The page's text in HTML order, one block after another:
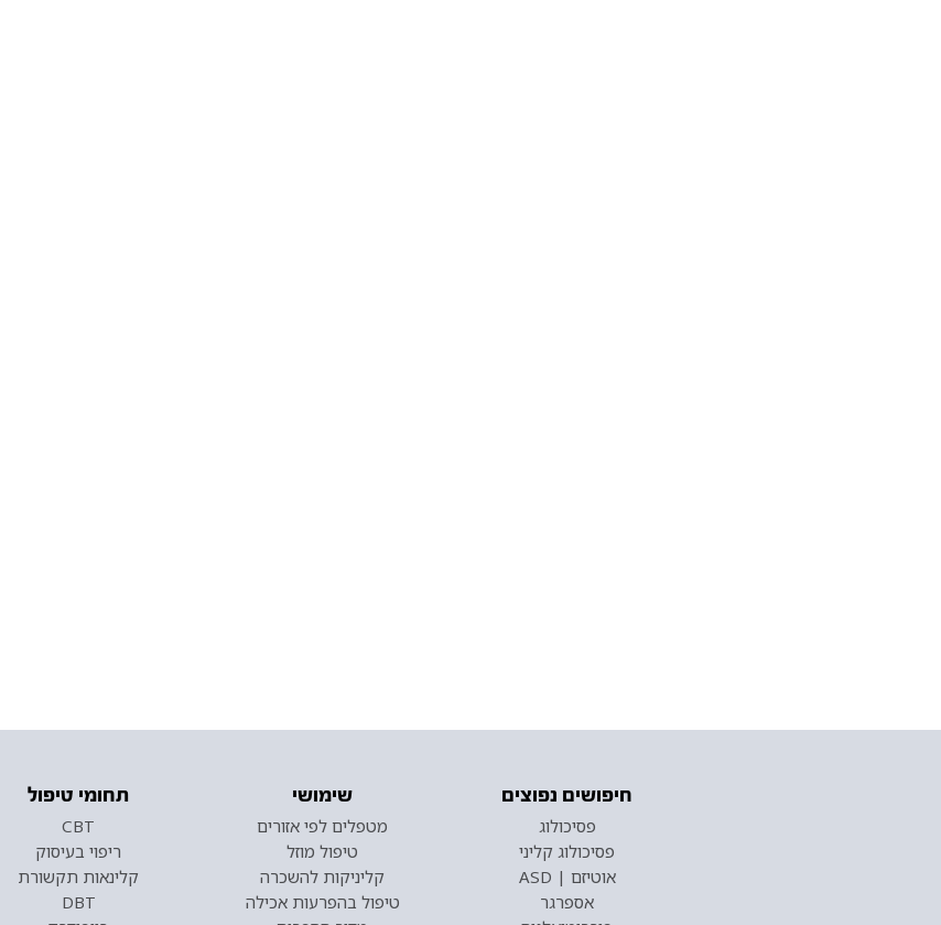
חיפושים נפוצים
פסיכולוג
פסיכולוג קליני
אוטיזם | ASD
אספרגר
שימושי
מטפלים לפי אזורים
טיפול מוזל
קליניקות להשכרה
טיפול בהפרעות אכילה
תחומי טיפול
CBT
ריפוי בעיסוק
קלינאות תקשורת
DBT